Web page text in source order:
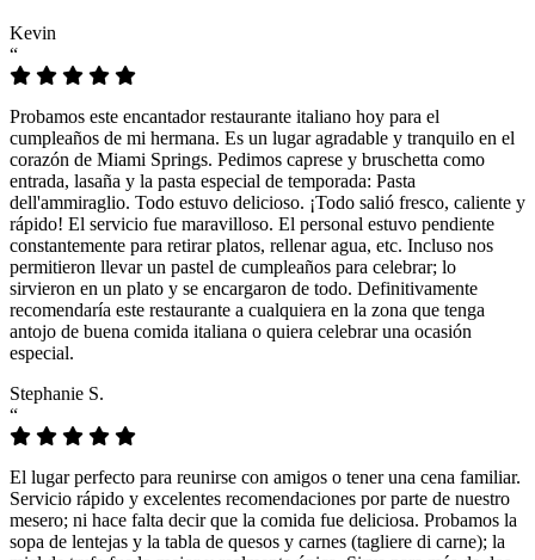
Kevin
“
Probamos este encantador restaurante italiano hoy para el
cumpleaños de mi hermana. Es un lugar agradable y tranquilo en el
corazón de Miami Springs. Pedimos caprese y bruschetta como
entrada, lasaña y la pasta especial de temporada: Pasta
dell'ammiraglio. Todo estuvo delicioso. ¡Todo salió fresco, caliente y
rápido! El servicio fue maravilloso. El personal estuvo pendiente
constantemente para retirar platos, rellenar agua, etc. Incluso nos
permitieron llevar un pastel de cumpleaños para celebrar; lo
sirvieron en un plato y se encargaron de todo. Definitivamente
recomendaría este restaurante a cualquiera en la zona que tenga
antojo de buena comida italiana o quiera celebrar una ocasión
especial.
Stephanie S.
“
El lugar perfecto para reunirse con amigos o tener una cena familiar.
Servicio rápido y excelentes recomendaciones por parte de nuestro
mesero; ni hace falta decir que la comida fue deliciosa. Probamos la
sopa de lentejas y la tabla de quesos y carnes (tagliere di carne); la